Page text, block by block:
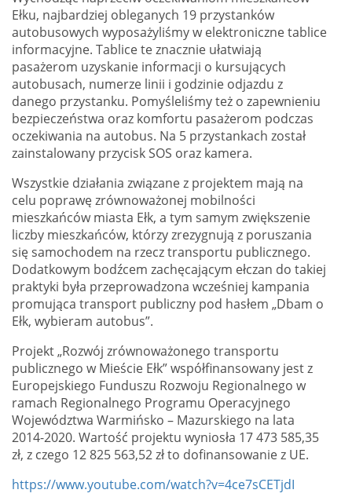
Ełku, najbardziej obleganych 19 przystanków
autobusowych wyposażyliśmy w elektroniczne tablice
informacyjne. Tablice te znacznie ułatwiają
pasażerom uzyskanie informacji o kursujących
autobusach, numerze linii i godzinie odjazdu z
danego przystanku. Pomyśleliśmy też o zapewnieniu
bezpieczeństwa oraz komfortu pasażerom podczas
oczekiwania na autobus. Na 5 przystankach został
zainstalowany przycisk SOS oraz kamera.
Wszystkie działania związane z projektem mają na
celu poprawę zrównoważonej mobilności
mieszkańców miasta Ełk, a tym samym zwiększenie
liczby mieszkańców, którzy zrezygnują z poruszania
się samochodem na rzecz transportu publicznego.
Dodatkowym bodźcem zachęcającym ełczan do takiej
praktyki była przeprowadzona wcześniej kampania
promująca transport publiczny pod hasłem „Dbam o
Ełk, wybieram autobus”.
Projekt „Rozwój zrównoważonego transportu
publicznego w Mieście Ełk” współfinansowany jest z
Europejskiego Funduszu Rozwoju Regionalnego w
ramach Regionalnego Programu Operacyjnego
Województwa Warmińsko – Mazurskiego na lata
2014-2020. Wartość projektu wyniosła 17 473 585,35
zł, z czego 12 825 563,52 zł to dofinansowanie z UE.
https://www.youtube.com/watch?v=4ce7sCETjdI